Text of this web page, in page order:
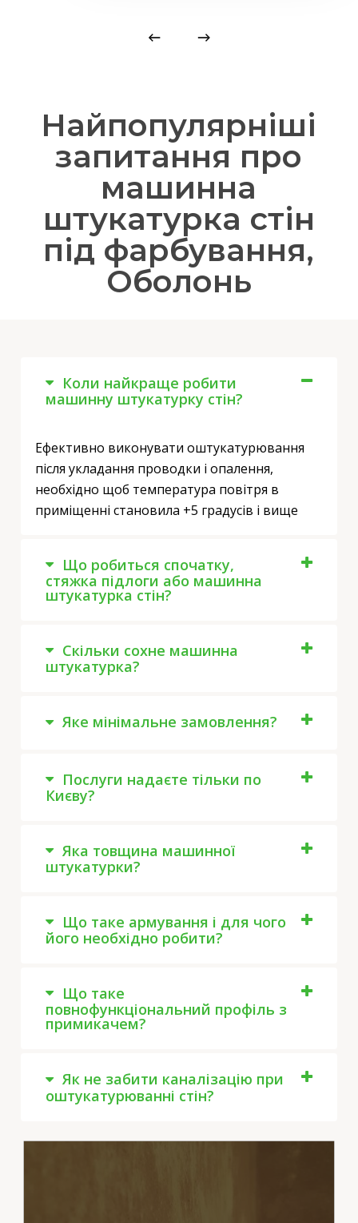
Найпопулярніші
запитання про
машинна
штукатурка стін
під фарбування,
Оболонь
Коли найкраще робити
машинну штукатурку стін?
Ефективно виконувати оштукатурювання
після укладання проводки і опалення,
необхідно щоб температура повітря в
приміщенні становила +5 градусів і вище
Що робиться спочатку,
стяжка підлоги або машинна
штукатурка стін?
Скільки сохне машинна
штукатурка?
Яке мінімальне замовлення?
Послуги надаєте тільки по
Києву?
Яка товщина машинної
штукатурки?
Що таке армування і для чого
його необхідно робити?
Що таке
повнофункціональний профіль з
примикачем?
Як не забити каналізацію при
оштукатурюванні стін?